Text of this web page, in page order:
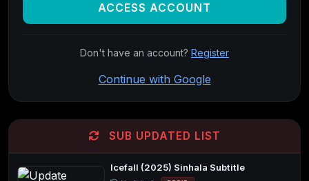
ACCESS ACCOUNT
Don't have an account? Register
Continue with Google
SUB UPDATED LIST
Icefall (2025) Sinhala Subtitle